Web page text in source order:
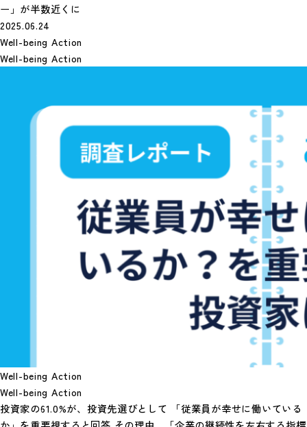
ー」が半数近くに
2025.06.24
Well-being Action
Well-being Action
Well-being Action
Well-being Action
投資家の61.0%が、投資先選びとして 「従業員が幸せに働いている